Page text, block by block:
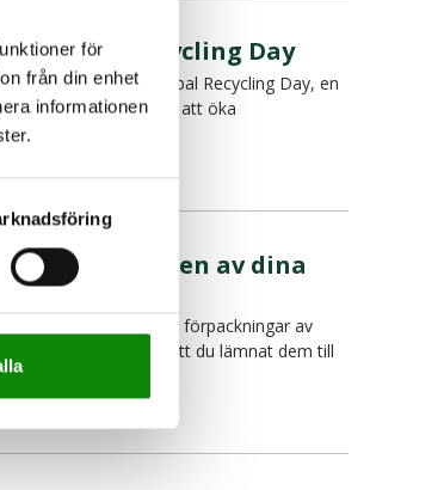
för
från din enhet
informationen
Global Recycling Day
uppmärksammas Global Recycling Day, en
dag som syftar till att öka
återvinningen av dina
till
som händer med dina förpackningar av
och plast efter att du lämnat dem till